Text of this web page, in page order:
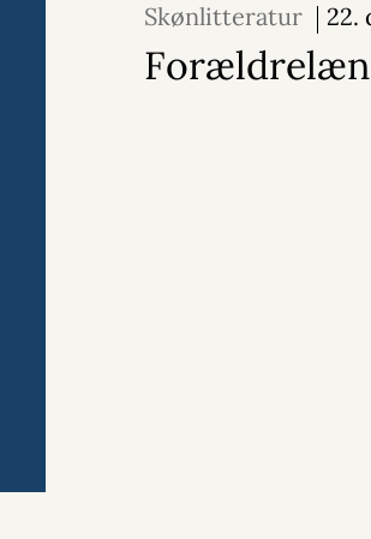
Skønlitteratur
22.
2025